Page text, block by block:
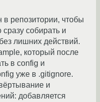
репозитории, чтобы
собирать и
лишних действий.
который после
в config и
уже в .gitignore.
и
добавляется